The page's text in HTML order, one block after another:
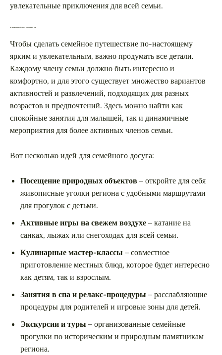
увлекательные приключения для всей семьи.
Как организовать незабываемый отдых для всей семьи
Чтобы сделать семейное путешествие по-настоящему
ярким и увлекательным, важно продумать все детали.
Каждому члену семьи должно быть интересно и
комфортно, и для этого существует множество вариантов
активностей и развлечений, подходящих для разных
возрастов и предпочтений. Здесь можно найти как
спокойные занятия для малышей, так и динамичные
мероприятия для более активных членов семьи.
Вот несколько идей для семейного досуга:
Посещение природных объектов – откройте для себя
живописные уголки региона с удобными маршрутами
для прогулок с детьми.
Активные игры на свежем воздухе– катание на
санках, лыжах или снегоходах для всей семьи.
Кулинарные мастер-классы – совместное
приготовление местных блюд, которое будет интересно
как детям, так и взрослым.
Занятия в спа и релакс-процедуры – расслабляющие
процедуры для родителей и игровые зоны для детей.
Экскурсии и туры – организованные семейные
прогулки по историческим и природным памятникам
региона.